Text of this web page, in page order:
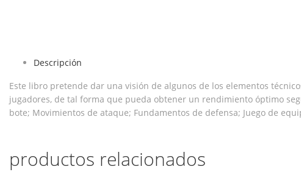
Descripción
Este libro pretende dar una visión de algunos de los elementos
jugadores, de tal forma que pueda obtener un rendimiento óptimo
bote; Movimientos de ataque; Fundamentos de defensa; Juego de
productos relacionados